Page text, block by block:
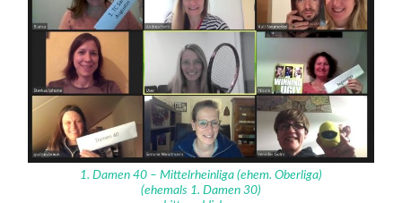
1. Damen 40 – Mittelrheinliga (ehem. Oberliga)
(ehemals 1. Damen 30)